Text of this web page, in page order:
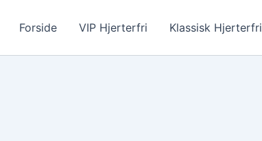
Forside VIP Hjerterfri Klassisk Hjerterfri